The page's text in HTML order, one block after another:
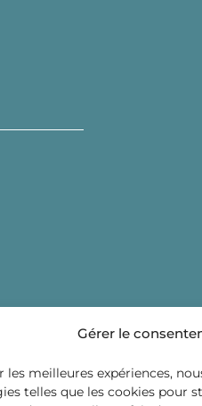
Gérer le
les meilleures expériences,
telles que les cookies pour